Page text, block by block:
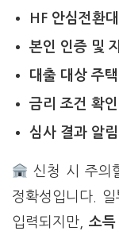
HF 안심전환
본인 인증 및
대출 대상 주
금리 조건 확
심사 결과 알
신청 시 주의
정확성입니다.
입력되지만, 소